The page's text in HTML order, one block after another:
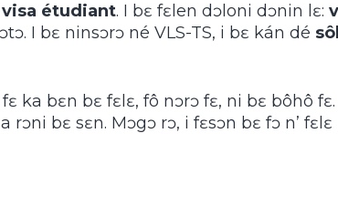
visa étudiant. I bɛ fɛlen dɔloni dɔnin lɛ:
I bɛ ninsɔrɔ né VLS-TS, i bɛ kán dé
fɛ ka bɛn bɛ fɛlɛ, fô nɔrɔ fɛ, ni bɛ bôhô
rɔni bɛ sɛn. Mɔgɔ rɔ, i fɛsɔn bɛ fɔ n’